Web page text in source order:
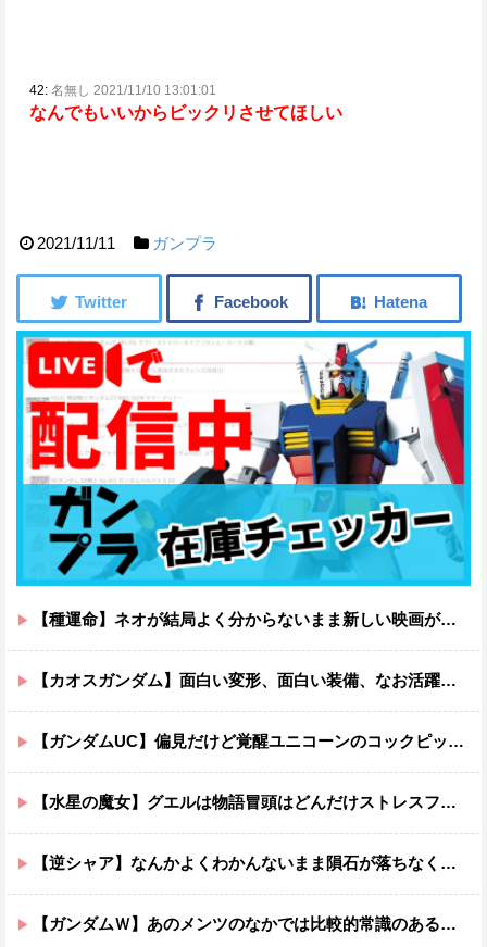
42: 名無し 2021/11/10 13:01:01
なんでもいいからビックリさせてほしい
2021/11/11 ガンプラ
【種運命】ネオが結局よく分からないまま新しい映画が終わった後ももやもやしてる
【カオスガンダム】面白い変形、面白い装備、なお活躍…
【ガンダムUC】偏見だけど覚醒ユニコーンのコックピットってエアコンの効きが強そうでいいよね
【水星の魔女】グエルは物語冒頭はどんだけストレスフルだったんだよ…ってなる
【逆シャア】なんかよくわかんないまま隕石が落ちなくていい感じに終わった作品ｗｗｗｗｗｗ
【ガンダムＷ】あのメンツのなかでは比較的常識のあるほうなのがデュオだよね